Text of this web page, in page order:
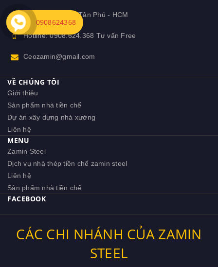
04 Trần Thủ Độ- Tân Phú - HCM
Hotline: 0908.624.368 Tư vấn Free
Ceozamin@gmail.com
VỀ CHÚNG TÔI
Giới thiệu
Sản phẩm nhà tiền chế
Dự án xây dựng nhà xưởng
Liên hệ
MENU
Zamin Steel
Dịch vụ nhà thép tiền chế zamin steel
Liên hệ
Sản phẩm nhà tiền chế
FACEBOOK
CÁC CHI NHÁNH CỦA ZAMIN
STEEL
0908624368